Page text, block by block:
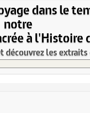
dans le
notre
à l'Histoire
découvrez les